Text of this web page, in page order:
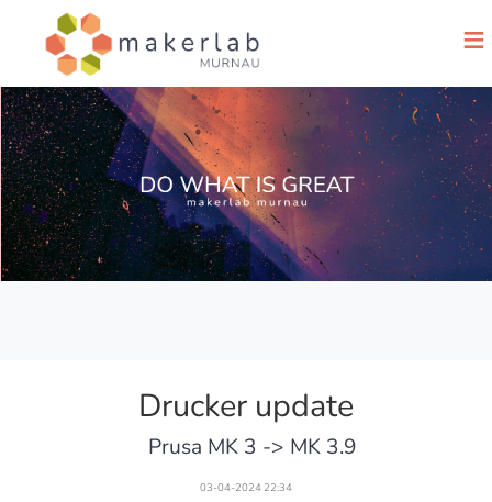
≡
Drucker update
Prusa MK 3 -> MK 3.9
03-04-2024 22:34